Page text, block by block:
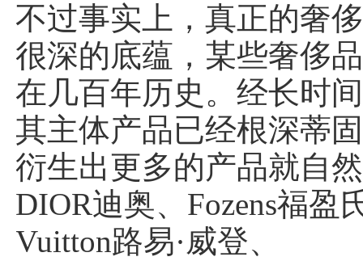
不过事实上，真正的奢
很深的底蕴，某些奢侈
在几百年历史。经长时
其主体产品已经根深蒂
衍生出更多的产品就自
DIOR迪奥、Fozens福盈
Vuitton路易·威登、